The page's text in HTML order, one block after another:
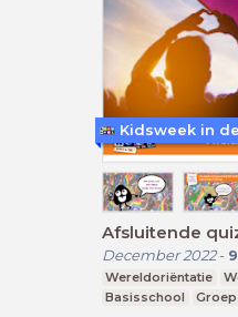
Afsluitende
December 2022- 9
Wereldoriëntatie
Basisschool
Groep
Kidsweek in